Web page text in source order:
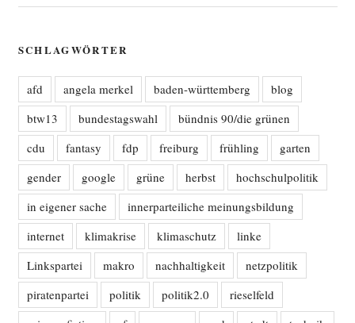
SCHLAGWÖRTER
afd angela merkel baden-württemberg
blog
btw13
bundestagswahl
bündnis 90/die grünen
cdu
fantasy fdp freiburg frühling
garten
gender
google grüne herbst
hochschulpolitik
in eigener sache
innerparteiliche meinungsbildung
internet
klimakrise klimaschutz
linke
Linkspartei
makro nachhaltigkeit
netzpolitik
piratenpartei
politik politik2.0
rieselfeld